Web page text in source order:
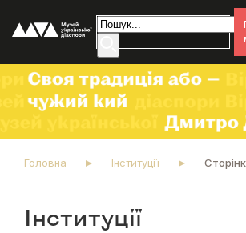
Головна Інституції
Інституції